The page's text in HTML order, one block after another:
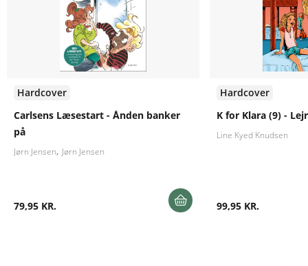
Hardcover
Carlsens Læsestart - Ånden banker
på
Jørn Jensen Jørn Jensen
79,95 KR.
Hardcover
K for Klara (9) -
Line Kyed Knudsen
99,95 KR.